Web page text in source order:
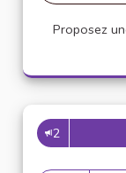
Proposez
2